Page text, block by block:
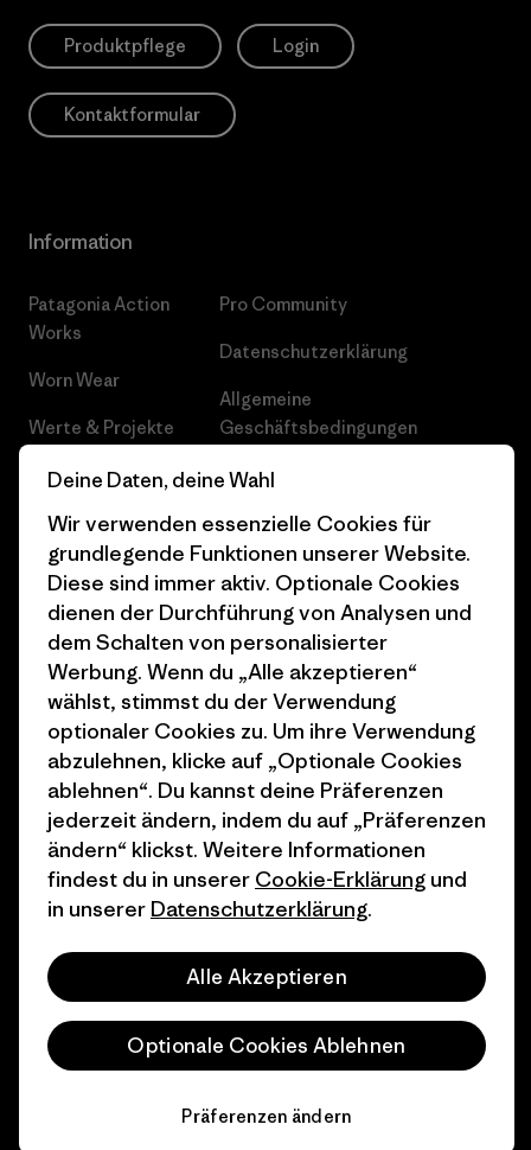
Produktpflege Login
Kontaktformular
Information
Patagonia Action
Works
Worn Wear
Werte & Projekte
Progress Report
Business Unusual
Klimaziele
1% For The Planet
Wie wir finanzieren
Geschenkgutscheine
Stores in deiner Nähe
Pro Community
Datenschutzerklärung
Allgemeine
Geschäftsbedingungen
Cookie Einstellungen
Karriere
Pressekontakt
Industry program
Affiliate-Programm
Patagonia Schweiz
Seitenverzeichnis
© 2026 Patagonia, Inc. All Rights Reserved.
Deutsch
Deine Daten, deine Wahl
Wir verwenden essenzielle Cookies für
grundlegende Funktionen unserer Website.
Diese sind immer aktiv. Optionale Cookies
dienen der Durchführung von Analysen und
dem Schalten von personalisierter
Werbung. Wenn du „Alle akzeptieren“
wählst, stimmst du der Verwendung
optionaler Cookies zu. Um ihre Verwendung
abzulehnen, klicke auf „Optionale Cookies
ablehnen“. Du kannst deine Präferenzen
jederzeit ändern, indem du auf „Präferenzen
ändern“ klickst. Weitere Informationen
findest du in unserer Cookie-Erklärung und
in unserer Datenschutzerklärung.
Alle Akzeptieren
Optionale Cookies Ablehnen
Präferenzen ändern